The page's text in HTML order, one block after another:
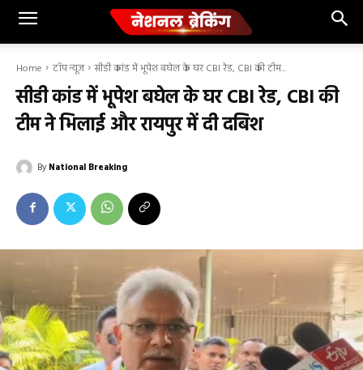
Home टॉप न्यूज सीडी कांड में भूपेश बघेल के घर CBI रेड, CBI की टीम...
सीडी कांड में भूपेश बघेल के घर CBI रेड, CBI की
टीम ने भिलाई और रायपुर में दी दबिश
By National Breaking